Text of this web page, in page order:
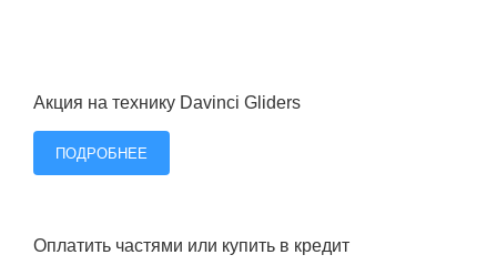
Акция на технику Davinci Gliders
ПОДРОБНЕЕ
Оплатить частями или купить в кредит